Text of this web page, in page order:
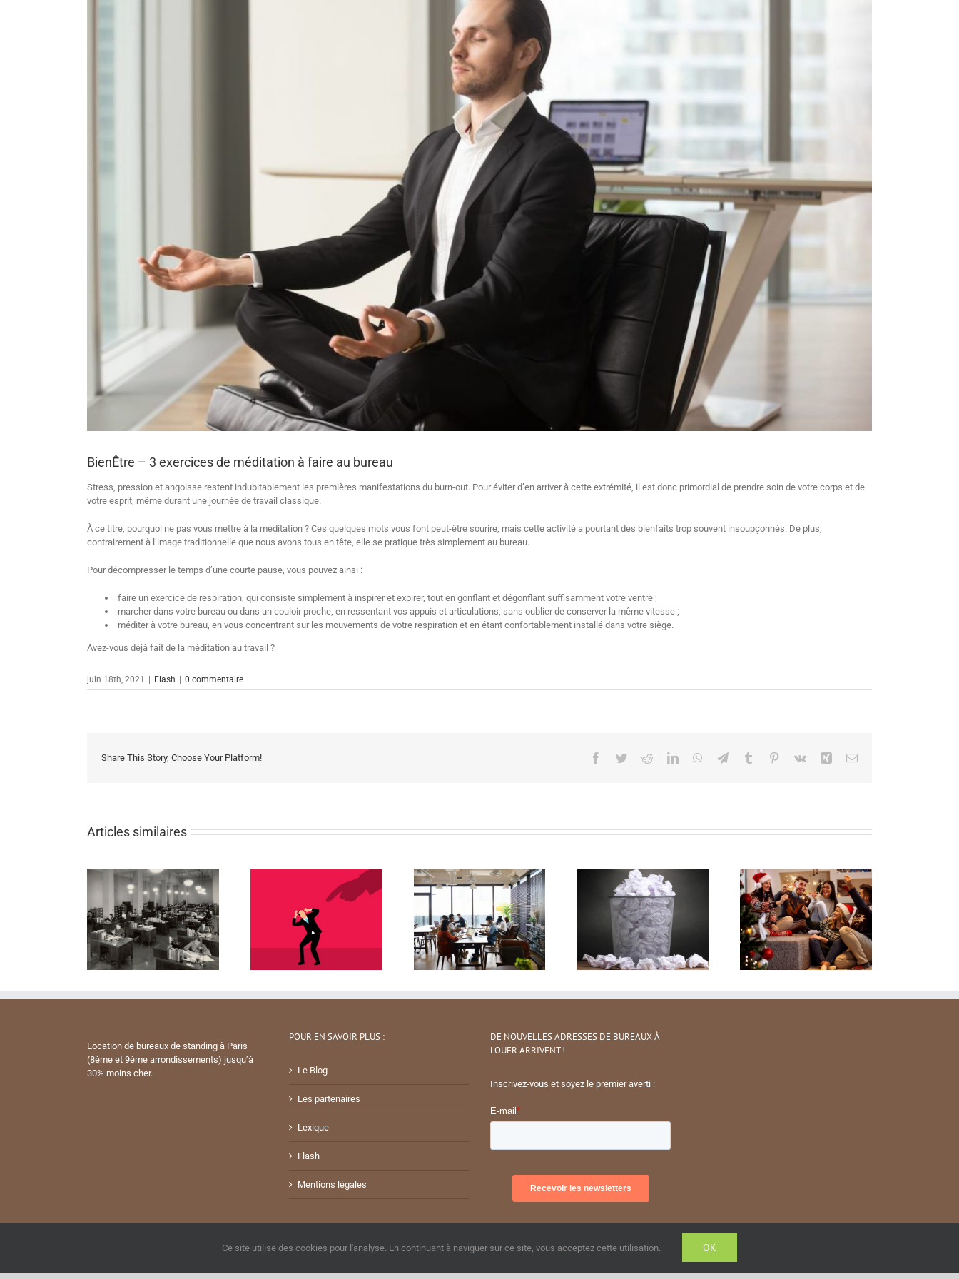
BienÊtre – 3 exercices de méditation à faire au bureau
Stress, pression et angoisse restent indubitablement les premières manifestations du burn-out. Pour éviter d’en arriver à cette extrémité, il est donc primordial de prendre soin de votre corps et de
votre esprit, même durant une journée de travail classique.
À ce titre, pourquoi ne pas vous mettre à la méditation ? Ces quelques mots vous font peut-être sourire, mais cette activité a pourtant des bienfaits trop souvent insoupçonnés. De plus,
contrairement à l’image traditionnelle que nous avons tous en tête, elle se pratique très simplement au bureau.
Pour décompresser le temps d’une courte pause, vous pouvez ainsi :
faire un exercice de respiration, qui consiste simplement à inspirer et expirer, tout en gonflant et dégonflant suffisamment votre ventre ;
marcher dans votre bureau ou dans un couloir proche, en ressentant vos appuis et articulations, sans oublier de conserver la même vitesse ;
méditer à votre bureau, en vous concentrant sur les mouvements de votre respiration et en étant confortablement installé dans votre siège.
Avez-vous déjà fait de la méditation au travail ?
juin 18th, 2021 | Flash | 0 commentaire
Share This Story, Choose Your Platform! Facebook
TwitterRedditLinkedInWhatsApp
TelegramTumblr Pinterest
Vk Xing Email
Articles similaires
Location de bureaux de standing à Paris
(8ème et 9ème arrondissements) jusqu’à
30% moins cher.
POUR EN SAVOIR PLUS :
Le Blog
Les partenaires
Lexique
Flash
Mentions légales
DE NOUVELLES ADRESSES DE BUREAUX À
LOUER ARRIVENT !
Inscrivez-vous et soyez le premier averti :
Ce site utilise des cookies pour l'analyse. En continuant à naviguer sur ce site, vous acceptez cette utilisation. OK